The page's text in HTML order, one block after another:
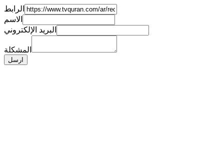
الرابط
الاسم
البريد الإلكتروني
المشكلة
ارسل